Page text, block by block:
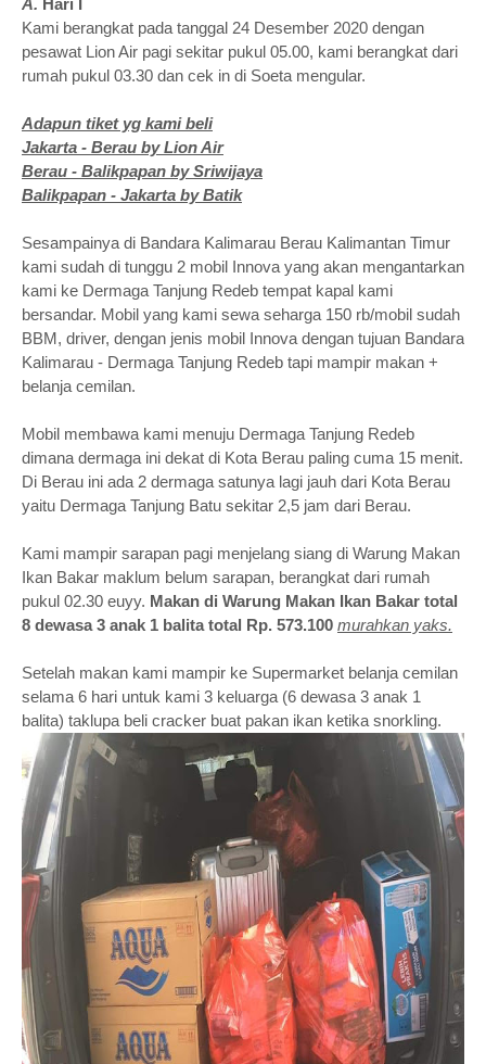
A. Hari I
Kami berangkat pada tanggal 24 Desember 2020 dengan
pesawat Lion Air pagi sekitar pukul 05.00, kami berangkat dari
rumah pukul 03.30 dan cek in di Soeta mengular.
Adapun tiket yg kami beli
Jakarta - Berau by Lion Air
Berau - Balikpapan by Sriwijaya
Balikpapan - Jakarta by Batik
Sesampainya di Bandara Kalimarau Berau Kalimantan Timur
kami sudah di tunggu 2 mobil Innova yang akan mengantarkan
kami ke Dermaga Tanjung Redeb tempat kapal kami
bersandar. Mobil yang kami sewa seharga 150 rb/mobil sudah
BBM, driver, dengan jenis mobil Innova dengan tujuan Bandara
Kalimarau - Dermaga Tanjung Redeb tapi mampir makan +
belanja cemilan.
Mobil membawa kami menuju Dermaga Tanjung Redeb
dimana dermaga ini dekat di Kota Berau paling cuma 15 menit.
Di Berau ini ada 2 dermaga satunya lagi jauh dari Kota Berau
yaitu Dermaga Tanjung Batu sekitar 2,5 jam dari Berau.
Kami mampir sarapan pagi menjelang siang di Warung Makan
Ikan Bakar maklum belum sarapan, berangkat dari rumah
pukul 02.30 euyy. Makan di Warung Makan Ikan Bakar total
8 dewasa 3 anak 1 balita total Rp. 573.100 murahkan yaks.
Setelah makan kami mampir ke Supermarket belanja cemilan
selama 6 hari untuk kami 3 keluarga (6 dewasa 3 anak 1
balita) taklupa beli cracker buat pakan ikan ketika snorkling.